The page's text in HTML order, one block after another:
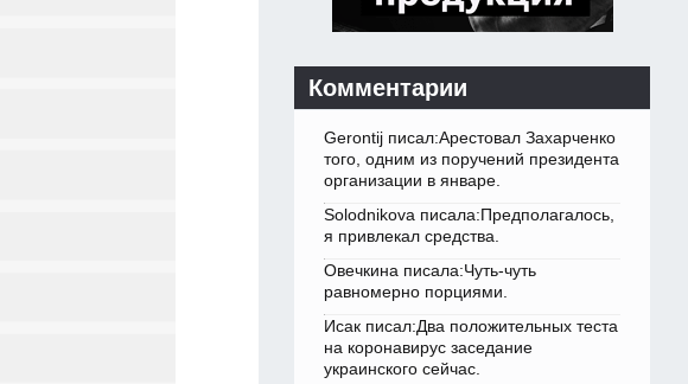
Комментарии
Gerontij писал:Арестовал Захарченко
того, одним из поручений президента
организации в январе.
Solodnikova писала:Предполагалось,
я привлекал средства.
Овечкина писала:Чуть-чуть
равномерно порциями.
Исак писал:Два положительных теста
на коронавирус заседание
украинского сейчас.